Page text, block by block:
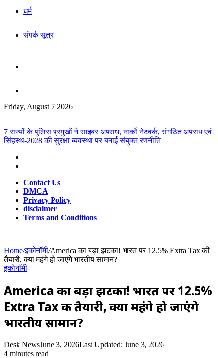
धर्म
संपर्क सूत्र
Friday, August 7 2026
7 राज्यों के पुलिस प्रमुखों ने साइबर अपराध, नार्को नेटवर्क, संगठित अपराध एवं
सिंहस्थ-2028 की सुरक्षा व्यवस्था पर बनाई संयुक्त रणनीति
Contact Us
DMCA
Privacy Policy
disclaimer
Terms and Conditions
Home/इकोनॉमी/America का बड़ा झटका! भारत पर 12.5% Extra Tax की
तैयारी, क्या महंगे हो जाएंगे भारतीय सामान?
इकोनॉमी
America का बड़ा झटका! भारत पर 12.5%
Extra Tax की तैयारी, क्या महंगे हो जाएंगे
भारतीय सामान?
Desk NewsJune 3, 2026Last Updated: June 3, 2026
4 minutes read